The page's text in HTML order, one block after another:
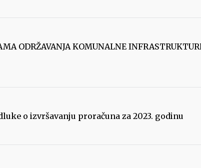
ODRŽAVANJA KOMUNALNE
o izvršavanju proračuna za 2023. godinu